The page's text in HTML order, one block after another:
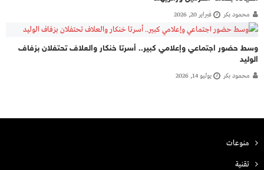
محمود بكر فبراير 20, 2026
وسط حضور اجتماعي وإعلامي كبير.. أسرتا خنكار والعلاف تحتفلان بزفاف
الوليد
محمود بكر يوليو 14, 2026
منوعات
تقنية